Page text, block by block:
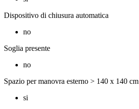
Dispositivo di chiusura automatica
no
Soglia presente
no
Spazio per manovra esterno > 140 x 140 cm
si